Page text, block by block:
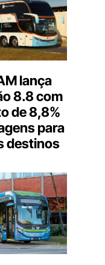
lança
8.8 com
de 8,8%
para
destinos